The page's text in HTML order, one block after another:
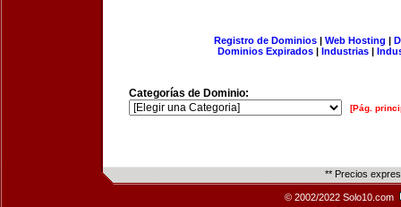
Registro de Dominios| Web Hosting |
Dominios Expirados | Industrias |
Categorías de Dominio:
[Pág.
** Precios
© 2002/2022 Solo10.com